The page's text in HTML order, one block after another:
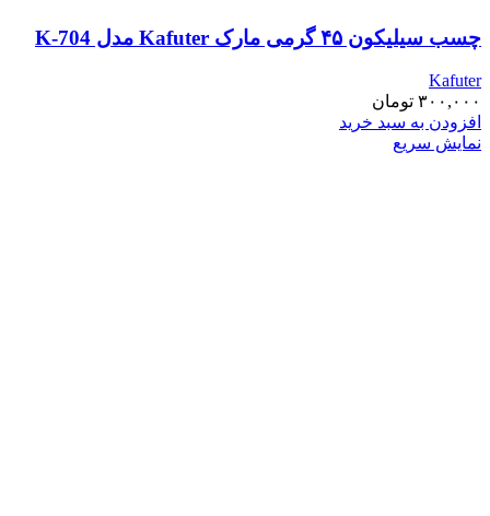
چسب سیلیکون ۴۵ گرمی مارک Kafuter مدل K-704
Kafuter
۳۰۰,۰۰۰ تومان
افزودن به سبد خرید
نمایش سریع